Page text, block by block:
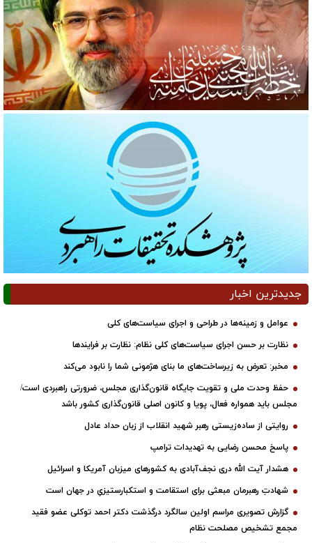
جدیدترین اخبار
عوامل و زمینه‌ها در طراحی و اجرای سیاست‌های کلی
نظارت بر حسن اجرای سیاست‌های کلی نظام: نظارت بر فرایندها
مخبر: تعرض به زیرساخت‌های ما بنای هژمونی شما را نابود می‌کند
حفظ وحدت ملی و تقویت جایگاه قانون‌گذاری مجلس، ضرورتی راهبردی است/
مجلس باید همواره فعال، پویا و کانون اصلی قانون‌گذاری کشور باشد
روایتی از ساده‌زیستی رهبر شهید انقلاب از زبان حداد عادل
پاسخ محسن رضایی به تهدیدات ترامپ
هشدار آیت الله دری نجف‌آبادی به کشورهای میزبان آمریکا و اسرائیل
شهادتِ رهبرمان مبعثی برای استقامت و استکبارستیزیِ در جهان است
گزارش تصویری مراسم اولین سالگرد درگذشت دکتر احمد توکلی عضو فقید
مجمع تشخیص مصلحت نظام